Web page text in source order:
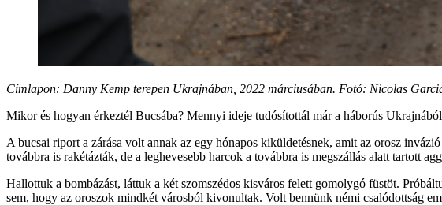
Címlapon: Danny Kemp terepen Ukrajnában, 2022 márciusában. Fotó: Nicolas
Mikor és hogyan érkeztél Bucsába? Mennyi ideje tudósítottál már a háborús
A bucsai riport a zárása volt annak az egy hónapos kiküldetésnek, amit az orosz
továbbra is rakétázták, de a leghevesebb harcok a továbbra is megszállás alatt tartott
Hallottuk a bombázást, láttuk a két szomszédos kisváros felett gomolygó füstöt.
sem, hogy az oroszok mindkét városból kivonultak. Volt bennünk némi csalódottság